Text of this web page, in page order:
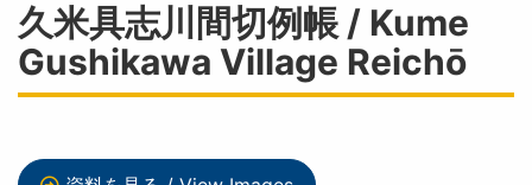
久米具志川間切例帳 / Kume
Gushikawa Village Reichō